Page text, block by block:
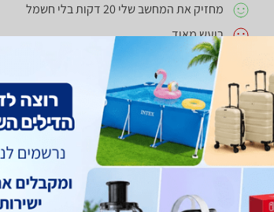
מחזיק את המחשב שלי 20 דקות בלי חשמל
רועש מאוד
חוו"ד עזרה 1 חוו"ד לא עזרה
חוות דעת
זו הפעם השלישית שאני רוכש מוצר זה. מידות קטנות
מסך נתב למשך כרבע שעה. זמן מספיק בכדי